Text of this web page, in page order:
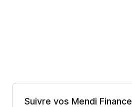
Suivre vos Mendi Finance